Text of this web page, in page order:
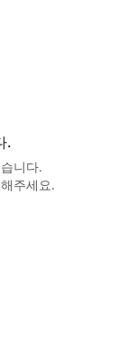
.
니다.
주세요.